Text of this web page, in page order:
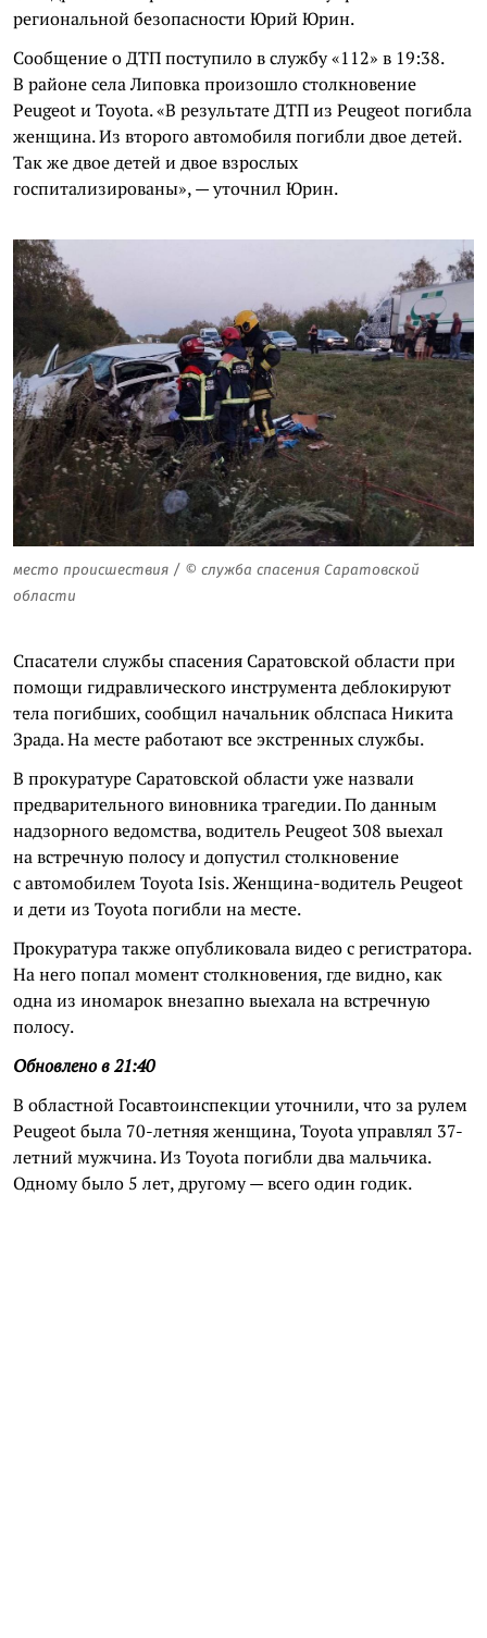
региональной безопасности Юрий Юрин.
Сообщение о ДТП поступило в службу «112» в 19:38.
В районе села Липовка произошло столкновение
Peugeot и Toyota. «В результате ДТП из Peugeot погибла
женщина. Из второго автомобиля погибли двое детей.
Так же двое детей и двое взрослых
госпитализированы», — уточнил Юрин.
место происшествия / © служба спасения Саратовской
области
Спасатели службы спасения Саратовской области при
помощи гидравлического инструмента деблокируют
тела погибших, сообщил начальник облспаса Никита
Зрада. На месте работают все экстренных службы.
В прокуратуре Саратовской области уже назвали
предварительного виновника трагедии. По данным
надзорного ведомства, водитель Peugeot 308 выехал
на встречную полосу и допустил столкновение
с автомобилем Toyota Isis. Женщина-водитель Peugeot
и дети из Toyota погибли на месте.
Прокуратура также опубликовала видео с регистратора.
На него попал момент столкновения, где видно, как
одна из иномарок внезапно выехала на встречную
полосу.
Обновлено в 21:40
В областной Госавтоинспекции уточнили, что за рулем
Peugeot была 70-летняя женщина, Toyota управлял 37-
летний мужчина. Из Toyota погибли два мальчика.
Одному было 5 лет, другому — всего один годик.